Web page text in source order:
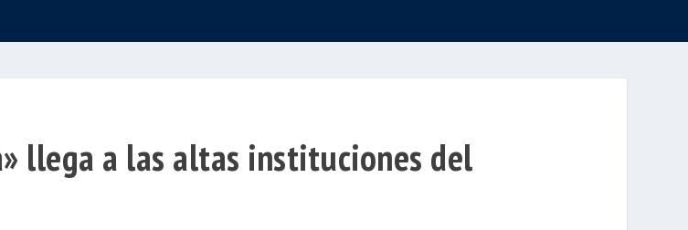
llega a las altas instituciones del